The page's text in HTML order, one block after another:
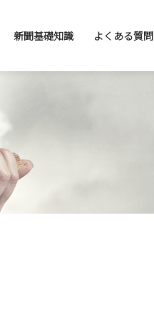
新聞基礎知識 よくある質問